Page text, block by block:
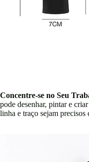
Concentre-se no Seu
pode desenhar, pintar e
linha e traço sejam precisos